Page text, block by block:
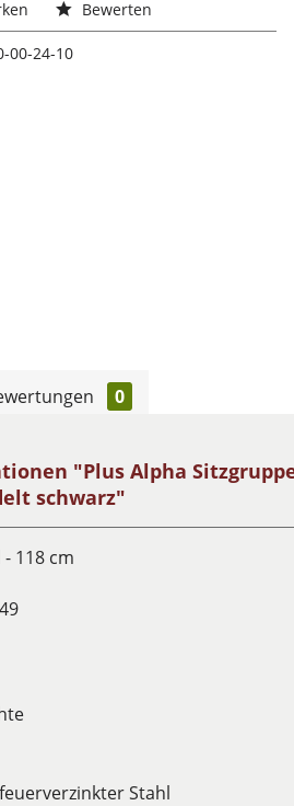
Bewerten
00-24-10
0
"Plus Alpha Sitzgruppe
schwarz"
118 cm
Stahl